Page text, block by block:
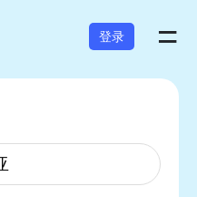
登录 =